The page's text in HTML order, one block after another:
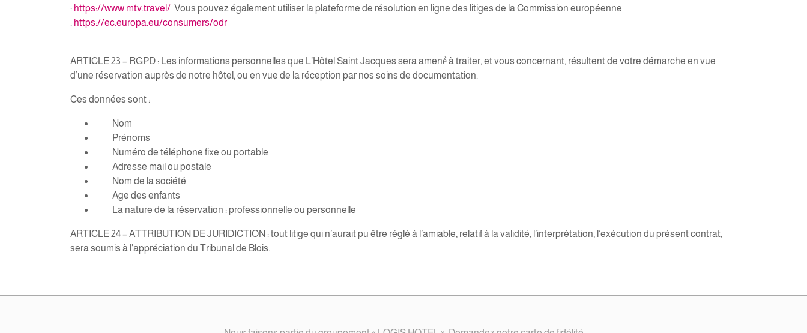
: https://www.mtv.travel/ Vous pouvez également utiliser la plateforme de résolution en ligne des litiges de la Commission européenne
: https://ec.europa.eu/consumers/odr
ARTICLE 23 – RGPD : Les informations personnelles que L’Hôtel Saint Jacques sera amené́ à traiter, et vous concernant, résultent de votre démarche en vue
d’une réservation auprès de notre hôtel, ou en vue de la réception par nos soins de documentation.
Ces données sont :
Nom
Prénoms
Numéro de téléphone fixe ou portable
Adresse mail ou postale
Nom de la société
Age des enfants
La nature de la réservation : professionnelle ou personnelle
ARTICLE 24 – ATTRIBUTION DE JURIDICTION : tout litige qui n’aurait pu être réglé à l’amiable, relatif à la validité, l’interprétation, l’exécution du présent contrat,
sera soumis à l’appréciation du Tribunal de Blois.